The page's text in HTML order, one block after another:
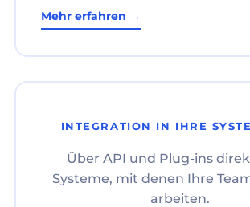
Mehr erfahren →
INTEGRATION IN IHRE
Über API und Plug-ins
Systeme, mit denen Ihre
arbeiten.